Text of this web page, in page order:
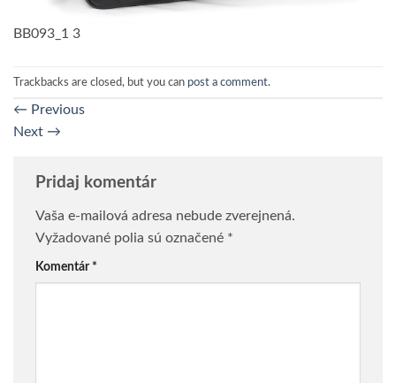
BB093_1 3
Trackbacks are closed, but you can post a comment.
← Previous
Next →
Pridaj komentár
Vaša e-mailová adresa nebude zverejnená.
Vyžadované polia sú označené *
Komentár *